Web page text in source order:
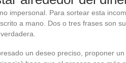
impersonal. Para sortear esta
a mano. Dos o tres frases son
un deseo preciso, proponer